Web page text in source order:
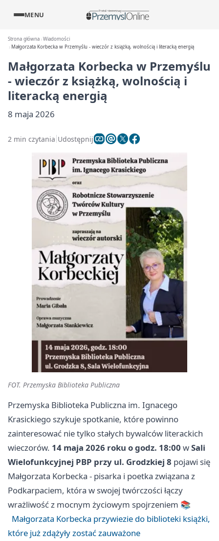
MENU
Strona główna Wiadomości
Małgorzata Korbecka w Przemyślu - wieczór z książką, wolnością i literacką energią
Małgorzata Korbecka w Przemyślu
- wieczór z książką, wolnością i
literacką energią
8 maja 2026
2 min czytania Udostępnij
FOT. Przemyska Biblioteka Publiczna
Przemyska Biblioteka Publiczna im. Ignacego
Krasickiego szykuje spotkanie, które powinno
zainteresować nie tylko stałych bywalców literackich
wieczorów. 14 maja 2026 roku o godz. 18:00 wSali
Wielofunkcyjnej PBP przy ul. Grodzkiej 8 pojawi się
Małgorzata Korbecka - pisarka i poetka związana z
Podkarpaciem, która w swojej twórczości łączy
wrażliwość z mocnym życiowym spojrzeniem 📚
Małgorzata Korbecka przywiezie do biblioteki książki,
które już zdążyły zostać zauważone